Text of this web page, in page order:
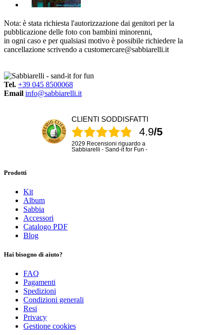
Nota: è stata richiesta l'autorizzazione dai genitori per la
pubblicazione delle foto con bambini minorenni,
in ogni caso e per qualsiasi motivo è possibile richiedere la
cancellazione scrivendo a customercare@sabbiarelli.it
Tel. +39 045 8500068
Email info@sabbiarelli.it
CLIENTI SODDISFATTI
4.9/5
2029 Recensioni riguardo a
Sabbiarelli - Sand-it for Fun -
Prodotti
Kit
Album
Sabbia
Accessori
Catalogo PDF
Blog
Hai bisogno di aiuto?
FAQ
Pagamenti
Spedizioni
Condizioni generali
Resi
Privacy
Gestione cookies